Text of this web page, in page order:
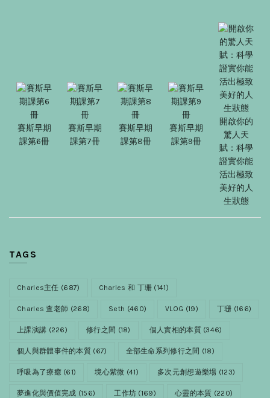
賽斯早期
課第6冊
賽斯早期
課第7冊
賽斯早期
課第8冊
賽斯早期
課第9冊
開啟你的
驚人天
賦：科學
證實你能
活出極致
美好的人
生狀態
TAGS
Charles主任 (687) Charles 和 丁珊 (141)
Charles 查老師 (268) Seth (460) VLOG (19) 丁珊 (166)
上課演講 (226) 修行之間 (18) 個人實相的本質(346)
個人與群體事件的本質 (67) 全部生命系列修行之間 (18)
呼吸為了療癒 (61) 境心紫微 (41) 多次元創想遊樂場 (123)
夢進化與價值完成 (156) 工作坊 (169) 心靈的本質 (220)